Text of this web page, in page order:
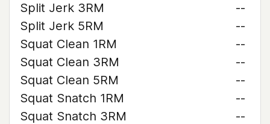
Split Jerk 3RM
--
Split Jerk 5RM
--
Squat Clean 1RM
--
Squat Clean 3RM
--
Squat Clean 5RM
--
Squat Snatch 1RM
--
Squat Snatch 3RM
--